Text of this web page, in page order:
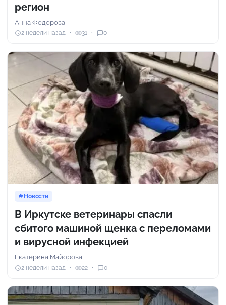
регион
Анна Федорова
2 недели назад 31 0
Новости
В Иркутске ветеринары спасли
сбитого машиной щенка с переломами
и вирусной инфекцией
Екатерина Майорова
2 недели назад 22 0